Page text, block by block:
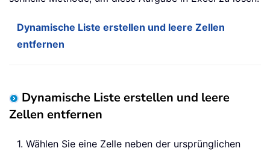
Dynamische Liste erstellen und leere Zellen
entfernen
Dynamische Liste erstellen und leere
Zellen entfernen
1. Wählen Sie eine Zelle neben der ursprünglichen